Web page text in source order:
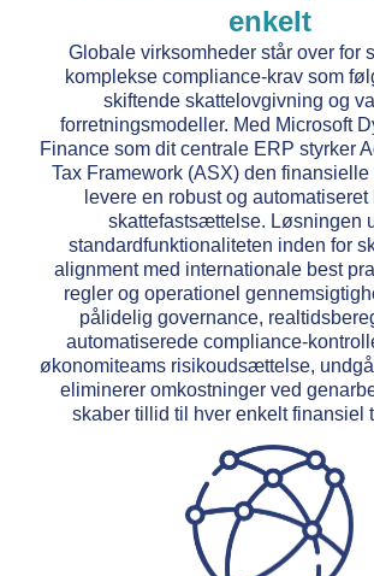
enkelt
Globale virksomheder står over for
komplekse compliance-krav som
skiftende skattelovgivning og
forretningsmodeller. Med Microsoft
Finance som dit centrale ERP styrker
Tax Framework (ASX) den finansielle
levere en robust og automatiseret
skattefastsættelse. Løsningen
standardfunktionaliteten inden for
alignment med internationale best
regler og operationel
pålidelig governance,
automatiserede compliance-
økonomiteams risikoudsættelse,
eliminerer omkostninger ved
skaber tillid til hver enkelt finansiel